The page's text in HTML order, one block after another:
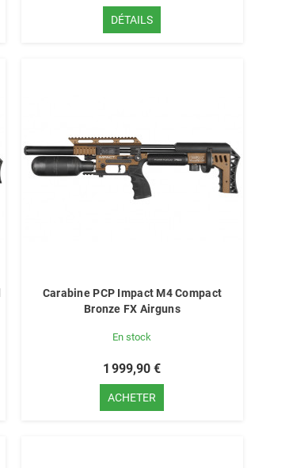
DÉTAILS
Carabine PCP Impact M4 Compact
Bronze FX Airguns
En stock
1 999,90 €
ACHETER